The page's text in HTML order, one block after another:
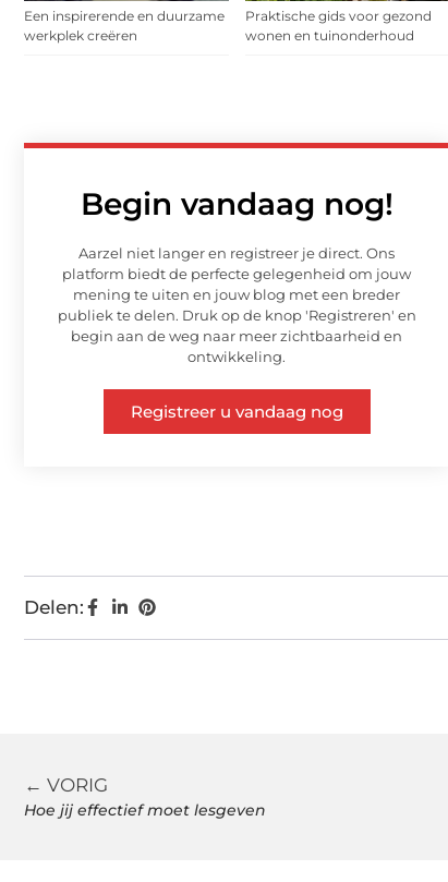
Een inspirerende en duurzame
werkplek creëren
Praktische gids voor gezond
wonen en tuinonderhoud
Begin vandaag nog!
Aarzel niet langer en registreer je direct. Ons
platform biedt de perfecte gelegenheid om jouw
mening te uiten en jouw blog met een breder
publiek te delen. Druk op de knop 'Registreren' en
begin aan de weg naar meer zichtbaarheid en
ontwikkeling.
Registreer u vandaag nog
Delen:
← VORIG
Hoe jij effectief moet lesgeven